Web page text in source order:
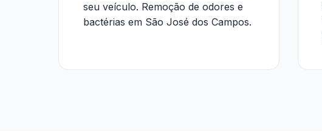
seu veículo. Remoção de odores e
bactérias em São José dos Campos.